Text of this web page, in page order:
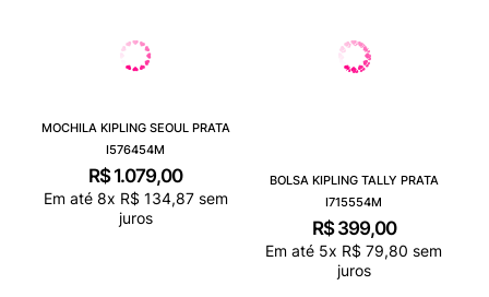
MOCHILA KIPLING SEOUL PRATA
I576454M
R$ 1.079,00
Em até 8x R$ 134,87sem
juros
BOLSA KIPLING TALLY PRATA
I715554M
R$ 399,00
Em até 5x R$ 79,80 sem
juros